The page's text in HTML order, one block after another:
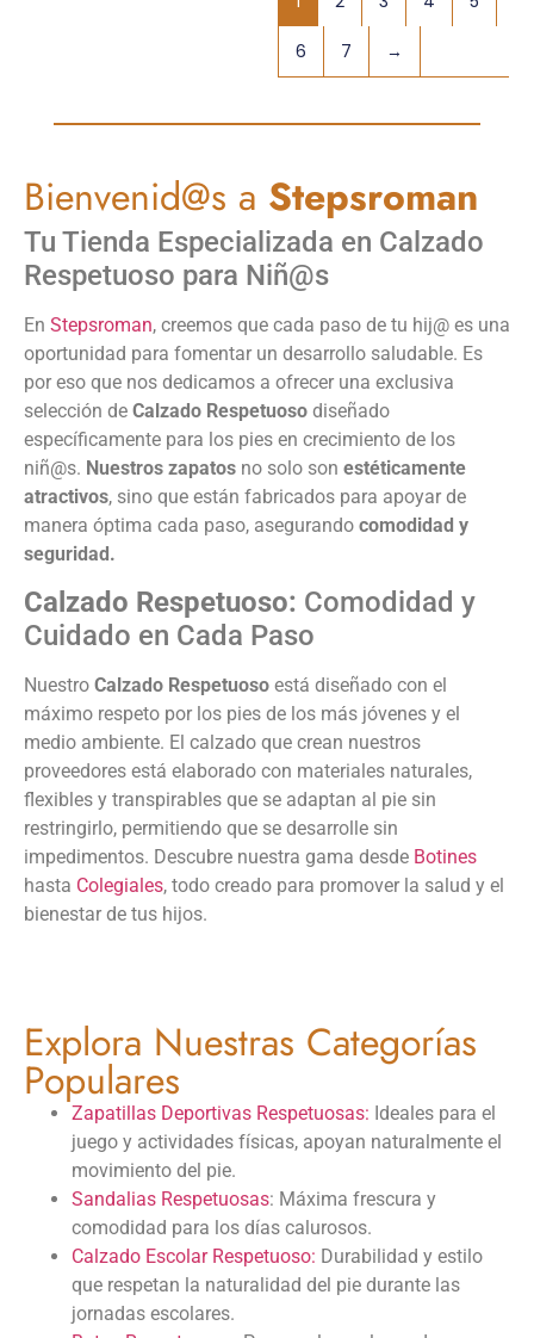
6 7 →
Bienvenid@s a Stepsroman
Tu Tienda Especializada en Calzado
Respetuoso para Niñ@s
En Stepsroman, creemos que cada paso de tu hij@ es una
oportunidad para fomentar un desarrollo saludable. Es
por eso que nos dedicamos a ofrecer una exclusiva
selección de Calzado Respetuoso diseñado
específicamente para los pies en crecimiento de los
niñ@s. Nuestros zapatos no solo son estéticamente
atractivos, sino que están fabricados para apoyar de
manera óptima cada paso, asegurando comodidad y
seguridad.
Calzado Respetuoso: Comodidad y
Cuidado en Cada Paso
Nuestro Calzado Respetuoso está diseñado con el
máximo respeto por los pies de los más jóvenes y el
medio ambiente. El calzado que crean nuestros
proveedores está elaborado con materiales naturales,
flexibles y transpirables que se adaptan al pie sin
restringirlo, permitiendo que se desarrolle sin
impedimentos. Descubre nuestra gama desde Botines
hasta Colegiales, todo creado para promover la salud y el
bienestar de tus hijos.
Explora Nuestras Categorías
Populares
Zapatillas Deportivas Respetuosas: Ideales para el
juego y actividades físicas, apoyan naturalmente el
movimiento del pie.
Sandalias Respetuosas: Máxima frescura y
comodidad para los días calurosos.
Calzado Escolar Respetuoso: Durabilidad y estilo
que respetan la naturalidad del pie durante las
jornadas escolares.